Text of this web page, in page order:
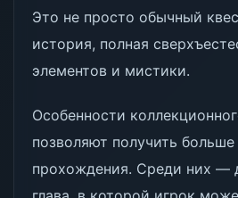
Это не просто обычный
история, полная
элементов и мистики.
Особенности
позволяют получить
прохождения. Среди них —